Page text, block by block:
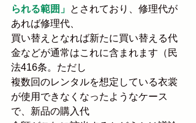
られる範囲」 とされており、修理代が
あれば修理代、
買い替えとなれば新たに買い替える代
金などが通常はこれに含まれます（民
法416条。ただし
複数回のレンタルを想定している衣裳
が使用できなくなったようなケース
で、新品の購入代